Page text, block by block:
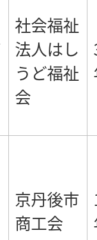
社会福祉
法人はし
うど福祉
会
京丹後市
商工会